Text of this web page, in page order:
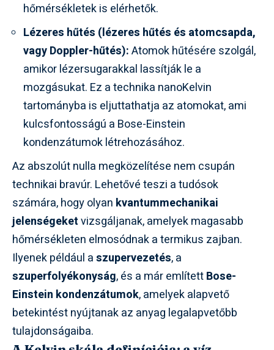
hőmérsékletek is elérhetők.
Lézeres hűtés (lézeres hűtés és atomcsapda,
vagy Doppler-hűtés):Atomok hűtésére szolgál,
amikor lézersugarakkal lassítják le a
mozgásukat. Ez a technika nanoKelvin
tartományba is eljuttathatja az atomokat, ami
kulcsfontosságú a Bose-Einstein
kondenzátumok létrehozásához.
Az abszolút nulla megközelítése nem csupán
technikai bravúr. Lehetővé teszi a tudósok
számára, hogy olyan kvantummechanikai
jelenségeketvizsgáljanak, amelyek magasabb
hőmérsékleten elmosódnak a termikus zajban.
Ilyenek például aszupervezetés, a
szuperfolyékonyság, és a már említettBose-
Einstein kondenzátumok, amelyek alapvető
betekintést nyújtanak az anyag legalapvetőbb
tulajdonságaiba.